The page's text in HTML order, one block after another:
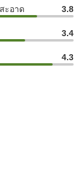
ะอาด 3.8
3.4
4.3